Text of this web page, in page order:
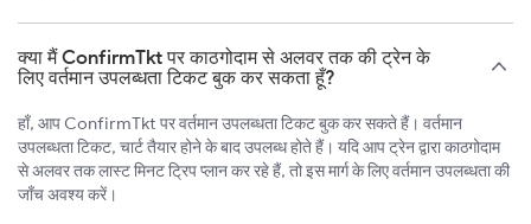
क्या मैं ConfirmTkt पर काठगोदाम से अलवर तक की ट्रेन के
लिए वर्तमान उपलब्धता टिकट बुक कर सकता हूँ?
हाँ, आप ConfirmTkt पर वर्तमान उपलब्धता टिकट बुक कर सकते हैं। वर्तमान
उपलब्धता टिकट, चार्ट तैयार होने के बाद उपलब्ध होते हैं। यदि आप ट्रेन द्वारा काठगोदाम
से अलवर तक लास्ट मिनट ट्रिप प्लान कर रहे हैं, तो इस मार्ग के लिए वर्तमान उपलब्धता की
जाँच अवश्य करें।